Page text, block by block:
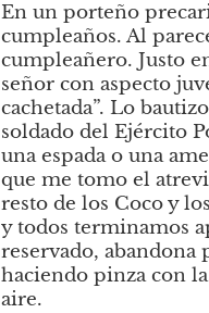
En un porteño
cumpleaños. Al
cumpleañero. Justo
señor con aspecto
cachetada”. Lo
soldado del Ejército
una espada o una
que me tomo el
resto de los Coco y
y todos terminamos
reservado, abandona
haciendo pinza con
aire.